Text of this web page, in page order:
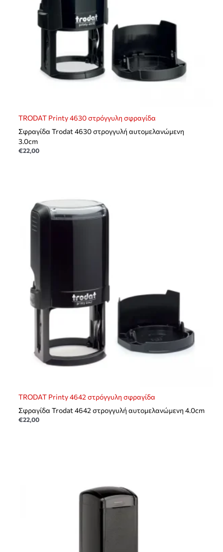
TRODAT Printy 4630 στρόγγυλη σφραγίδα
Σφραγίδα Trodat 4630 στρογγυλή αυτομελανώμενη
3.0cm
€22,00
TRODAT Printy 4642 στρόγγυλη σφραγίδα
Σφραγίδα Trodat 4642 στρογγυλή αυτομελανώμενη 4.0cm
€22,00